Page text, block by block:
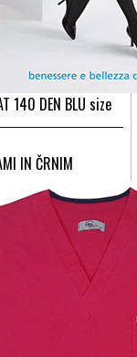
140 DEN BLU size
IN ČRNIM